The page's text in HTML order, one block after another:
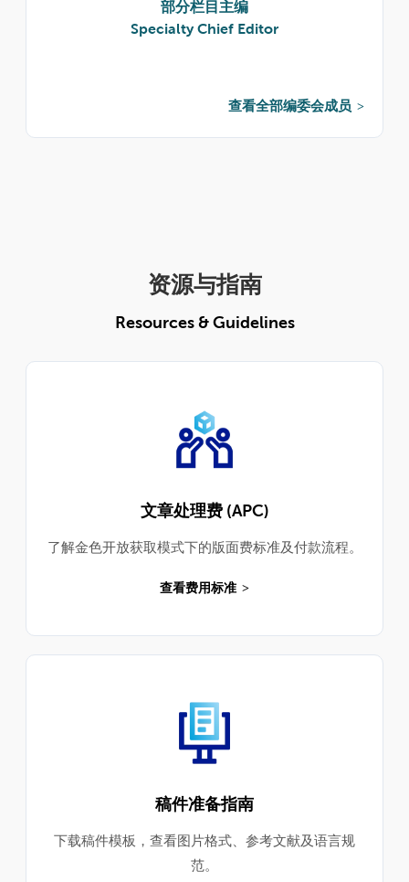
部分栏目主编
Specialty Chief Editor
查看全部编委会成员
资源与指南
Resources & Guidelines
文章处理费 (APC)
了解金色开放获取模式下的版面费标准及付款流程。
查看费用标准
稿件准备指南
下载稿件模板，查看图片格式、参考文献及语言规
范。